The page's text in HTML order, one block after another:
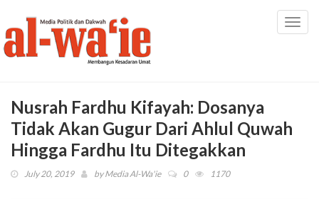
Nusrah Fardhu Kifayah: Dosanya
Tidak Akan Gugur Dari Ahlul Quwah
Hingga Fardhu Itu Ditegakkan
July 20, 2019 byMedia Al-Wa'ie 0 1170